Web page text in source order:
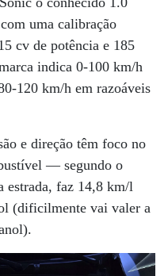
uma calibração
cv de potência e 185
indica 0-100 km/h
120 km/h em razoáveis
e direção têm foco no
— segundo o
estrada, faz 14,8 km/l
(dificilmente vai valer a